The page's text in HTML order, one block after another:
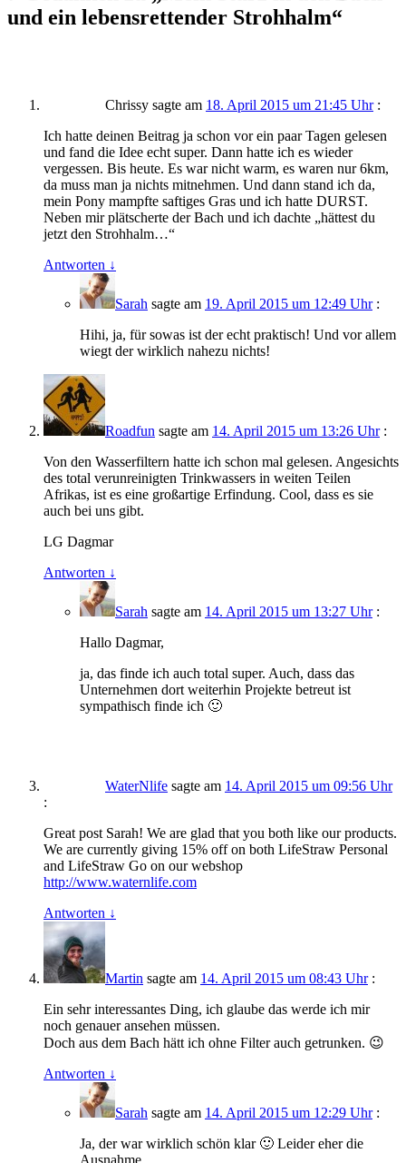
und ein lebensrettender Strohhalm“
Chrissy sagte am 18. April 2015 um 21:45 Uhr :
Ich hatte deinen Beitrag ja schon vor ein paar Tagen gelesen
und fand die Idee echt super. Dann hatte ich es wieder
vergessen. Bis heute. Es war nicht warm, es waren nur 6km,
da muss man ja nichts mitnehmen. Und dann stand ich da,
mein Pony mampfte saftiges Gras und ich hatte DURST.
Neben mir plätscherte der Bach und ich dachte „hättest du
jetzt den Strohhalm…“
Antworten ↓
Sarah sagte am 19. April 2015 um 12:49 Uhr :
Hihi, ja, für sowas ist der echt praktisch! Und vor allem
wiegt der wirklich nahezu nichts!
Roadfun sagte am 14. April 2015 um 13:26 Uhr :
Von den Wasserfiltern hatte ich schon mal gelesen. Angesichts
des total verunreinigten Trinkwassers in weiten Teilen
Afrikas, ist es eine großartige Erfindung. Cool, dass es sie
auch bei uns gibt.
LG Dagmar
Antworten ↓
Sarah sagte am 14. April 2015 um 13:27 Uhr :
Hallo Dagmar,
ja, das finde ich auch total super. Auch, dass das
Unternehmen dort weiterhin Projekte betreut ist
sympathisch finde ich 🙂
WaterNlife sagte am 14. April 2015 um 09:56 Uhr
:
Great post Sarah! We are glad that you both like our products.
We are currently giving 15% off on both LifeStraw Personal
and LifeStraw Go on our webshop
http://www.waternlife.com
Antworten ↓
Martin sagte am 14. April 2015 um 08:43 Uhr :
Ein sehr interessantes Ding, ich glaube das werde ich mir
noch genauer ansehen müssen.
Doch aus dem Bach hätt ich ohne Filter auch getrunken. 😉
Antworten ↓
Sarah sagte am 14. April 2015 um 12:29 Uhr :
Ja, der war wirklich schön klar 🙂 Leider eher die
Ausnahme..